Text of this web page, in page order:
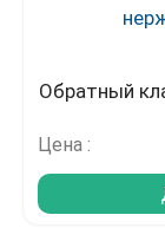
Обратный
Цена :